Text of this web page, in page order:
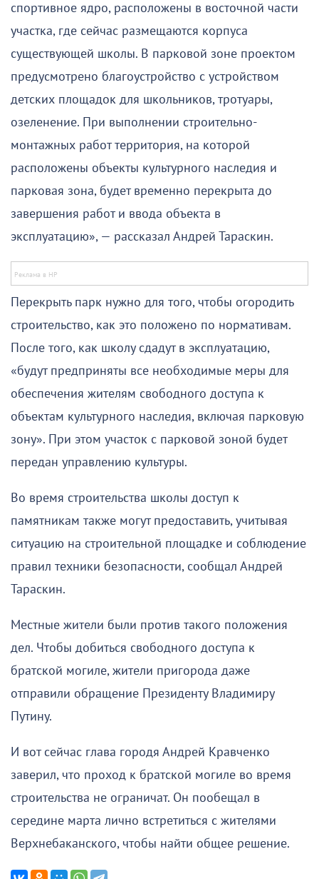
спортивное ядро, расположены в восточной части
участка, где сейчас размещаются корпуса
существующей школы. В парковой зоне проектом
предусмотрено благоустройство с устройством
детских площадок для школьников, тротуары,
озеленение. При выполнении строительно-
монтажных работ территория, на которой
расположены объекты культурного наследия и
парковая зона, будет временно перекрыта до
завершения работ и ввода объекта в
эксплуатацию», — рассказал Андрей Тараскин.
Перекрыть парк нужно для того, чтобы огородить
строительство, как это положено по нормативам.
После того, как школу сдадут в эксплуатацию,
«будут предприняты все необходимые меры для
обеспечения жителям свободного доступа к
объектам культурного наследия, включая парковую
зону». При этом участок с парковой зоной будет
передан управлению культуры.
Во время строительства школы доступ к
памятникам также могут предоставить, учитывая
ситуацию на строительной площадке и соблюдение
правил техники безопасности, сообщал Андрей
Тараскин.
Местные жители были против такого положения
дел. Чтобы добиться свободного доступа к
братской могиле, жители пригорода даже
отправили обращение Президенту Владимиру
Путину.
И вот сейчас глава городя Андрей Кравченко
заверил, что проход к братской могиле во время
строительства не ограничат. Он пообещал в
середине марта лично встретиться с жителями
Верхнебаканского, чтобы найти общее решение.